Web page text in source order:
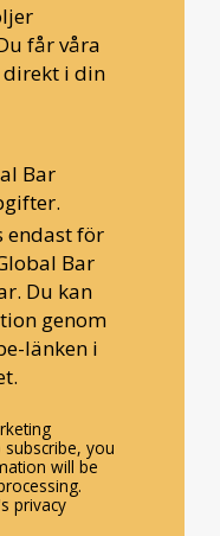
får våra
i din
Bar
endast för
Bar
Du kan
genom
länken i
you
will be
privacy